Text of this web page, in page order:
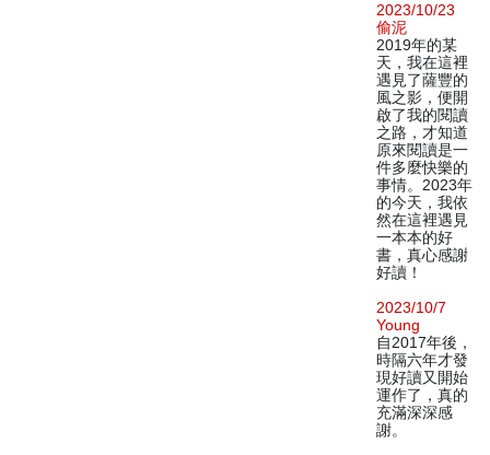
2023/10/23
偷泥
2019年的某
天，我在這裡
遇見了薩豐的
風之影，便開
啟了我的閱讀
之路，才知道
原來閱讀是一
件多麼快樂的
事情。2023年
的今天，我依
然在這裡遇見
一本本的好
書，真心感謝
好讀！
2023/10/7
Young
自2017年後，
時隔六年才發
現好讀又開始
運作了，真的
充滿深深感
謝。